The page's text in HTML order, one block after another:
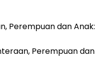
Perempuan dan Anak:
Perempuan dan